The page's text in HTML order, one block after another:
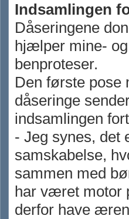
Indsamlingen
Dåseringene
hjælper mine-
benproteser.
Den første pose
dåseringe
indsamlingen
- Jeg synes, det
samskabelse,
sammen med
har været motor
derfor have